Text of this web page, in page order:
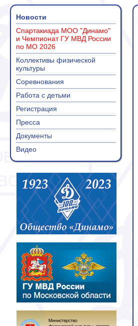
Новости
Спартакиада МОО "Динамо"
и Чемпионат ГУ МВД России
по МО 2026
Коллективы физической
культуры
Соревнования
Работа с детьми
Регистрация
Пресса
Документы
Видео